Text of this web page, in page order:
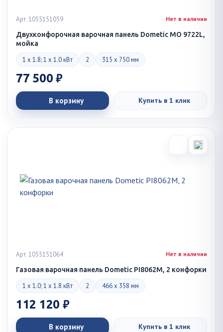
Арт. 1055151059 Нет в наличии
Двухконфорочная варочная панель Dometic MO 9722L,
мойка
1 x 1.8; 1 x 1.0 кВт 2 315 x 750 мм
77 500 ₽
В корзину Купить в 1 клик
Арт. 1055151064 Нет в наличии
Газовая варочная панель Dometic PI8062M, 2 конфорки
1 x 1.0; 1 x 1.8 кВт 2 466 x 358 мм
112 120 ₽
В корзину Купить в 1 клик